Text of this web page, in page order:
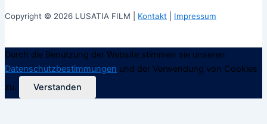
Copyright © 2026 LUSATIA FILM | Kontakt Impressum
Durch die Benutzung der Website stimmen sie unseren
Datenschutzbestimmungen und der Verwendung von Cookies
zu.
Verstanden